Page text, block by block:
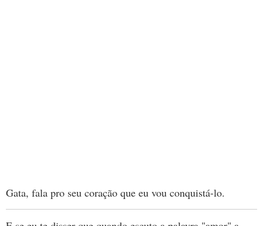
Gata, fala pro seu coração que eu vou conquistá-lo.